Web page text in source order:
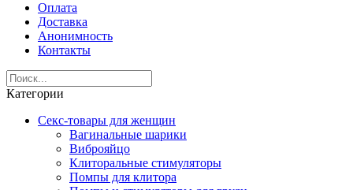
Оплата
Доставка
Анонимность
Контакты
Категории
Секс-товары для женщин
Вагинальные шарики
Виброяйцо
Клиторальные стимуляторы
Помпы для клитора